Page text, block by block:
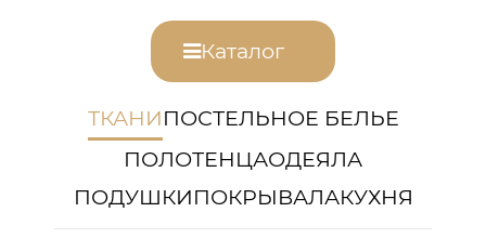
Каталог
ТКАНИПОСТЕЛЬНОЕ БЕЛЬЕ
ПОЛОТЕНЦАОДЕЯЛА
ПОДУШКИПОКРЫВАЛАКУХНЯ